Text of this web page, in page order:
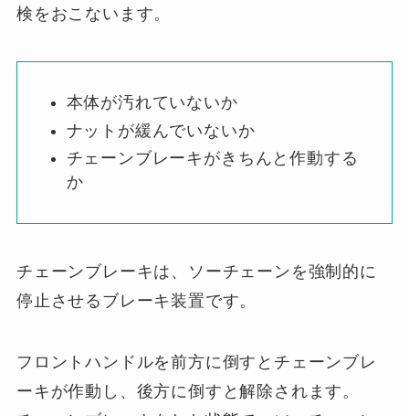
検をおこないます。
本体が汚れていないか
ナットが緩んでいないか
チェーンブレーキがきちんと作動する
か
チェーンブレーキは、ソーチェーンを強制的に
停止させるブレーキ装置です。
フロントハンドルを前方に倒すとチェーンブレ
ーキが作動し、後方に倒すと解除されます。